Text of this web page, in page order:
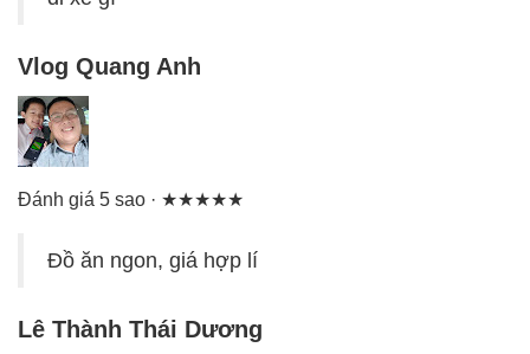
Vlog Quang Anh
Đánh giá 5 sao · ★★★★★
Đồ ăn ngon, giá hợp lí
Lê Thành Thái Dương